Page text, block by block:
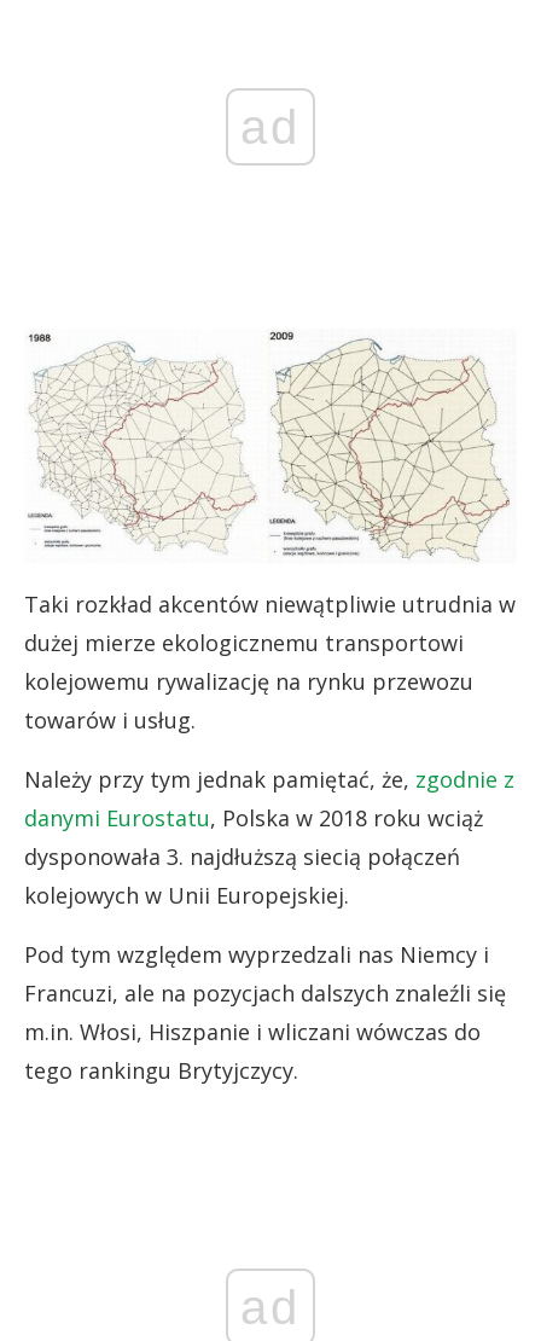
ad
Taki rozkład akcentów niewątpliwie utrudnia w
dużej mierze ekologicznemu transportowi
kolejowemu rywalizację na rynku przewozu
towarów i usług.
Należy przy tym jednak pamiętać, że, zgodnie z
danymi Eurostatu, Polska w 2018 roku wciąż
dysponowała 3. najdłuższą siecią połączeń
kolejowych w Unii Europejskiej.
Pod tym względem wyprzedzali nas Niemcy i
Francuzi, ale na pozycjach dalszych znaleźli się
m.in. Włosi, Hiszpanie i wliczani wówczas do
tego rankingu Brytyjczycy.
ad